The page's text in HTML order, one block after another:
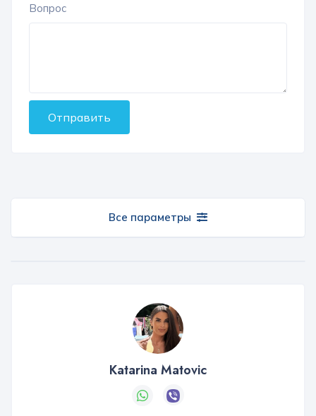
Вопрос
Отправить
Все параметры
Katarina Matovic